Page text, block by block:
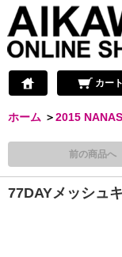
カート
ホーム ＞2015
前の商品へ
77DAYメッシュ